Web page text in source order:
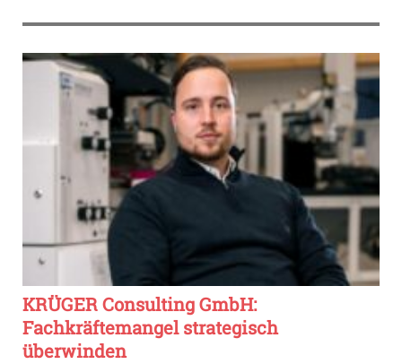
KRÜGER Consulting GmbH:
Fachkräftemangel strategisch
überwinden